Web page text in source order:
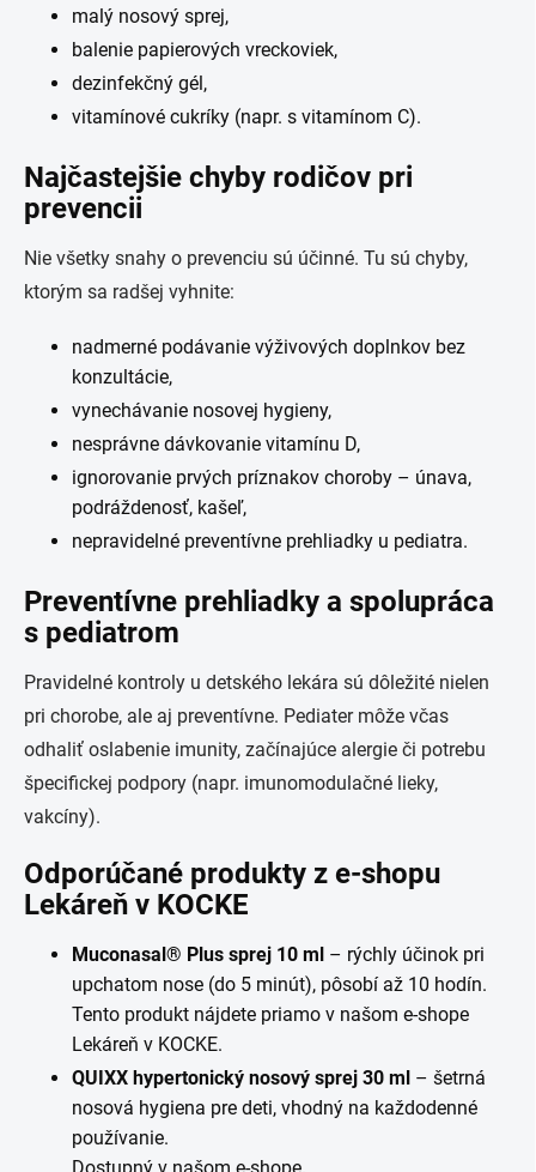
malý nosový sprej,
balenie papierových vreckoviek,
dezinfekčný gél,
vitamínové cukríky (napr. s vitamínom C).
Najčastejšie chyby rodičov pri
prevencii
Nie všetky snahy o prevenciu sú účinné. Tu sú chyby,
ktorým sa radšej vyhnite:
nadmerné podávanie výživových doplnkov bez
konzultácie,
vynechávanie nosovej hygieny,
nesprávne dávkovanie vitamínu D,
ignorovanie prvých príznakov choroby – únava,
podráždenosť, kašeľ,
nepravidelné preventívne prehliadky u pediatra.
Preventívne prehliadky a spolupráca
s pediatrom
Pravidelné kontroly u detského lekára sú dôležité nielen
pri chorobe, ale aj preventívne. Pediater môže včas
odhaliť oslabenie imunity, začínajúce alergie či potrebu
špecifickej podpory (napr. imunomodulačné lieky,
vakcíny).
Odporúčané produkty z e‑shopu
Lekáreň v KOCKE
Muconasal® Plus sprej 10 ml – rýchly účinok pri
upchatom nose (do 5 minút), pôsobí až 10 hodín.
Tento produkt nájdete priamo v našom e‑shope
Lekáreň v KOCKE.
QUIXX hypertonický nosový sprej 30 ml – šetrná
nosová hygiena pre deti, vhodný na každodenné
používanie.